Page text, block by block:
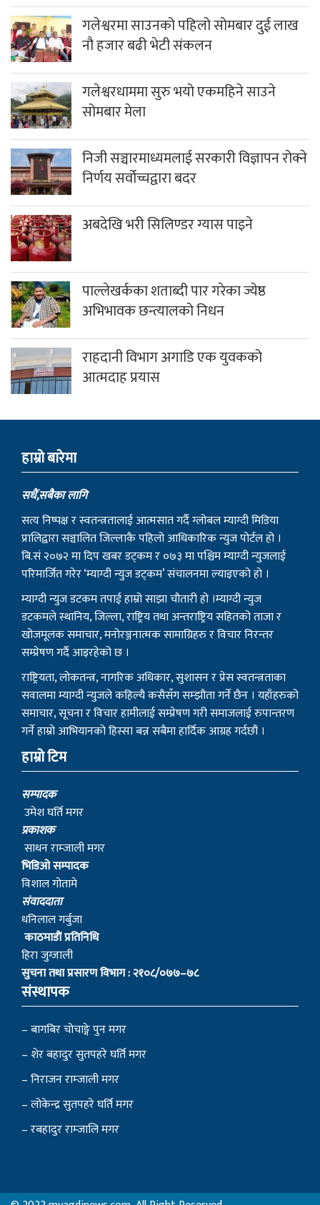
गलेश्वरमा साउनको पहिलो सोमबार दुई लाख
नौ हजार बढी भेटी संकलन
गलेश्वरधाममा सुरु भयो एकमहिने साउने
सोमबार मेला
निजी सञ्चारमाध्यमलाई सरकारी विज्ञापन रोक्ने
निर्णय सर्वोच्चद्वारा बदर
अबदेखि भरी सिलिण्डर ग्यास पाइने
पाल्लेखर्कका शताब्दी पार गरेका ज्येष्ठ
अभिभावक छन्त्यालको निधन
राहदानी विभाग अगाडि एक युवकको
आत्मदाह प्रयास
हाम्राे बारेमा
सधैं,सबैका लागि
सत्य निष्पक्ष र स्वतन्त्रतालाई आत्मसात गर्दै ग्लोबल म्याग्दी मिडिया
प्रालिद्वारा सञ्चालित जिल्लाकै पहिलो आधिकारिक न्युज पोर्टल हो ।
बि.सं २०७२ मा दिप खबर डट्कम र ०७३ मा पश्चिम म्याग्दी न्युजलाई
परिमार्जित गरेर ‘म्याग्दी न्युज डट्कम’ संचालनमा ल्याइएको हो ।
म्याग्दी न्युज डटकम तपाई हाम्रो साझा चौतारी हो ।म्याग्दी न्युज
डटकमले स्थानिय, जिल्ला, राष्ट्रिय तथा अन्तराष्ट्रिय सहितको ताजा र
खोजमूलक समाचार, मनोरञ्जनात्मक सामाग्रिहरु र विचार निरन्तर
सम्प्रेषण गर्दै आइरहेको छ ।
राष्ट्रियता, लोकतन्त्र, नागरिक अधिकार, सुशासन र प्रेस स्वतन्त्रताका
सवालमा म्याग्दी न्युजले कहिल्यै कसैसँग सम्झौता गर्ने छैन । यहाँहरुको
समाचार, सूचना र विचार हामीलाई सम्प्रेषण गरी समाजलाई रुपान्तरण
गर्ने हाम्रो आभियानको हिस्सा बन्न सबैमा हार्दिक आग्रह गर्दछौं ।
हाम्रो टिम
सम्पादक
उमेश घर्ति मगर
प्रकाशक
साधन राम्जाली मगर
भिडिओ सम्पादक
विशाल गोतामे
स‌ंवाददाता
धनिलाल गर्बुजा
काठमाडाैं प्रतिनिधि
हिरा जुग्जाली
सुचना तथा प्रसारण विभाग : २१०८/०७७–७८
संस्थापक
– बागबिर चोचाङ्गे पुन मगर
– शेर बहादुर सुतपहरे घर्ति मगर
– निराजन राम्जाली मगर
– लोकेन्द्र सुतपहरे घर्ति मगर
– रबहादुर राम्जालि मगर